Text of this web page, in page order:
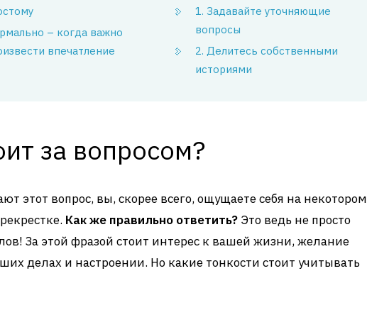
– когда важно
впечатление
1. Задавайте уточняющие
вопросы
2. Делитесь собственными
историями
за вопросом?
этот вопрос, вы, скорее всего, ощущаете себя на некотором
Как же правильно ответить? Это ведь не просто
За этой фразой стоит интерес к вашей жизни, желание
делах и настроении. Но какие тонкости стоит учитывать